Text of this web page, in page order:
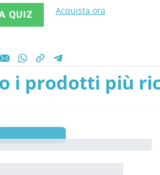
QUIZ Acquista ora
i prodotti più